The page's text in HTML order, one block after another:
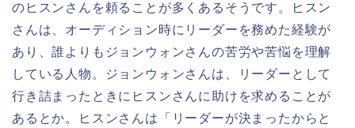
のヒスンさんを頼ることが多くあるそうです。ヒスン
さんは、オーディション時にリーダーを務めた経験が
あり、誰よりもジョンウォンさんの苦労や苦悩を理解
している人物。ジョンウォンさんは、リーダーとして
行き詰まったときにヒスンさんに助けを求めることが
あるとか。ヒスンさんは「リーダーが決まったからと